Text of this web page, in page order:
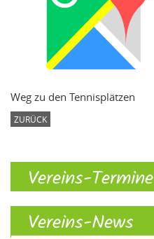
Weg zu den Tennisplätzen
ZURÜCK
Vereins-Termine
Vereins-News